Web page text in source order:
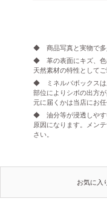
◆ 商品写真と実物で多
◆ 革の表面にキズ、色
天然素材の特性としてご
◆ ミネルバボックスは
部位によりシボの出方
元に届くかは当店にお任
◆ 油分等が浸透しやす
原因になります。メン
さい。
お気に入